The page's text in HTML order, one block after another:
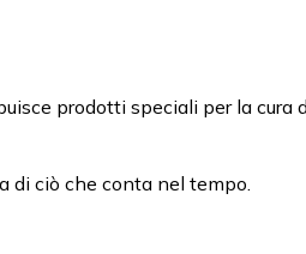
prodotti speciali per la
di ciò che conta nel tempo.